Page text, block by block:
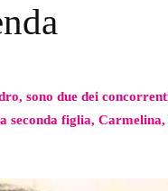
sono due dei
seconda figlia,